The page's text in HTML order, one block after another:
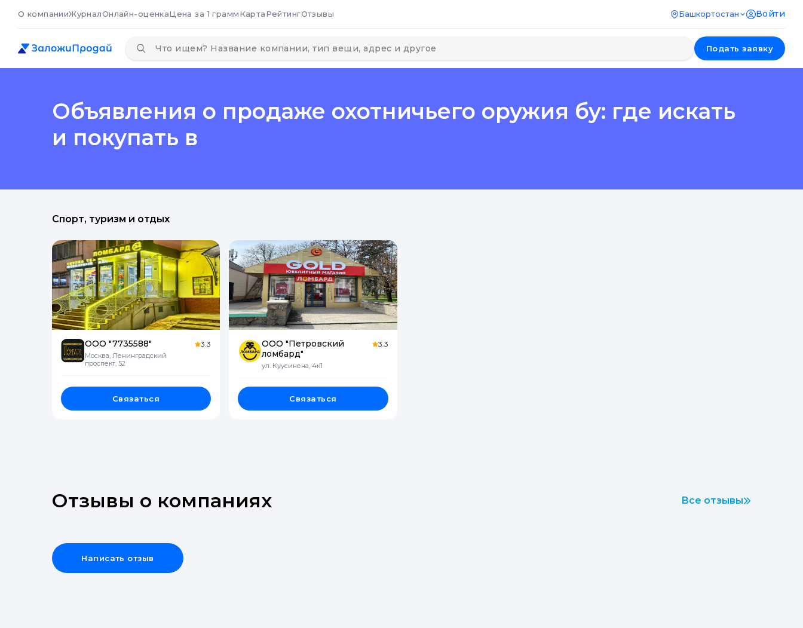
О компанииЖурналОнлайн-оценкаЦена за 1 граммКартаРейтингОтзывы Башкортостан Войти
Подать заявку
Объявления о продаже охотничьего оружия бу: где искать
и покупать в
Спорт, туризм и отдых
ООО "7735588"
Москва, Ленинградский
проспект, 52
3.3
Связаться
ООО "Петровский
ломбард"
ул. Куусинена, 4к1
3.3
Связаться
Отзывы о компаниях Все отзывы
Написать отзыв